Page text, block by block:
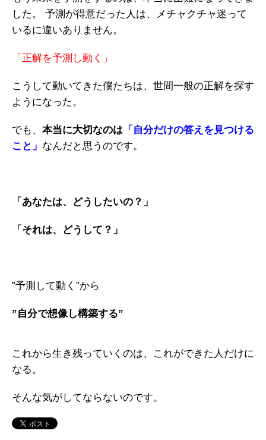
した。
予測が得意だった人は、メチャクチャ迷って
いるに違いありません。
「正解を予測し動く」
こうして動いてきた僕たちは、世間一般の正解を探す
ようになった。
でも、 本当に大切なのは 「自分だけの答えを見つける
こと」 なんだと思うのです。
「あなたは、どうしたいの？」
「それは、どうして？」
”予測して動く”から
”自分で想像し構築する”
これから生き残っていくのは、これができた人だけに
なる。
そんな気がしてならないのです。